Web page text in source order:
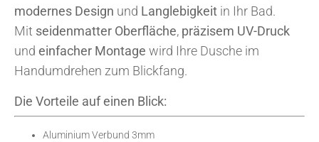
modernes Design und Langlebigkeit in Ihr Bad.
Mit seidenmatter Oberfläche, präzisem UV-Druck
und einfacher Montage wird Ihre Dusche im
Handumdrehen zum Blickfang.
Die Vorteile auf einen Blick:
Aluminium Verbund 3mm